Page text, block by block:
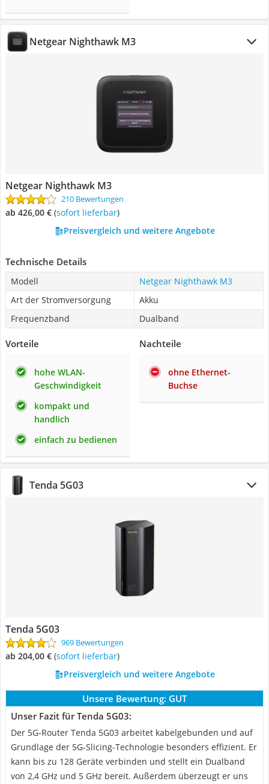
Netgear Nighthawk M3
Netgear Nighthawk M3
210 Bewertungen
ab 426,00 € ( Sofort lieferbar)
Preisvergleich und weitere Angebote
Technische Details
Modell
Netgear Nighthawk M3
Art der Stromversorgung
Akku
Frequenzband
Dualband
Vorteile
hohe WLAN-
Geschwindigkeit
kompakt und
handlich
einfach zu bedienen
Nachteile
ohne Ethernet-
Buchse
Tenda 5G03
Tenda 5G03
969 Bewertungen
ab 204,00 € ( Sofort lieferbar)
Preisvergleich und weitere Angebote
Unsere Bewertung: GUT
Unser Fazit für Tenda 5G03:
Der 5G-Router Tenda 5G03 arbeitet kabelgebunden und auf
Grundlage der 5G-Slicing-Technologie besonders effizient. Er
kann bis zu 128 Geräte verbinden und stellt ein Dualband
von 2,4 GHz und 5 GHz bereit. Außerdem überzeugt er uns